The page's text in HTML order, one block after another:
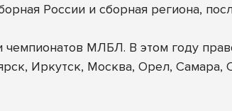
России и сборная региона,
МЛБЛ. В этом году
Иркутск, Москва, Орел, Самара,